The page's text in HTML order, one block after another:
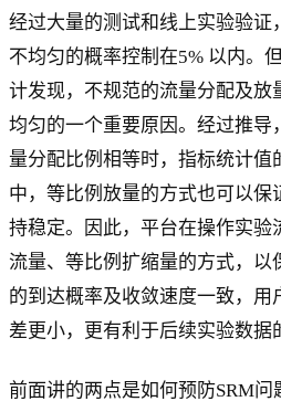
经过大量的测试和线上实验验证
不均匀的概率控制在5% 以内。
计发现，不规范的流量分配及放
均匀的一个重要原因。经过推导
量分配比例相等时，指标统计值
中，等比例放量的方式也可以保
持稳定。因此，平台在操作实验
流量、等比例扩缩量的方式，以
的到达概率及收敛速度一致，用
差更小，更有利于后续实验数据
前面讲的两点是如何预防SRM